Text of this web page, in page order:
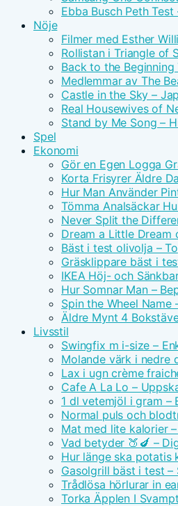
Ebba Busch Peth
Nöje
Filmer med Esther
Rollistan i Triangle of
Back to the
Medlemmar av The
Castle in the Sky –
Real Housewives of
Stand by Me Song –
Spel
Ekonomi
Gör en Egen Logga
Korta Frisyrer Äldre
Hur Man Använder
Tömma Analsäckar
Never Split the
Dream a Little
Bäst i test olivolja –
Gräsklippare bäst i
IKEA Höj- och
Hur Somnar Man –
Spin the Wheel Name
Äldre Mynt 4
Livsstil
Swingfix m i-size –
Molande värk i nedre
Lax i ugn crème
Cafe A La Lo –
1 dl vetemjöl i gram –
Normal puls och
Mat med lite kalorier
Vad betyder 🍑🍆 –
Hur länge ska potatis
Gasolgrill bäst i test –
Trådlösa hörlurar in
Torka Äpplen I